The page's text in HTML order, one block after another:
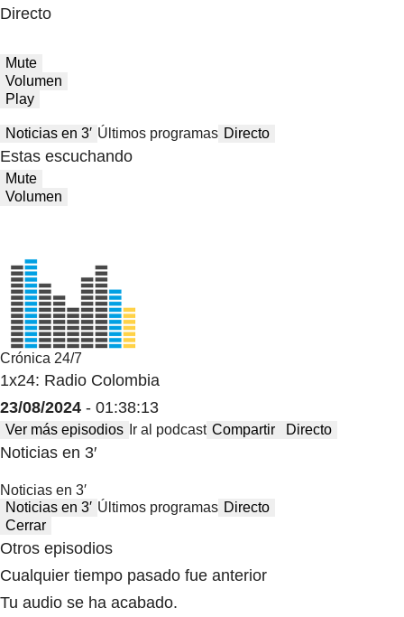
Directo
Mute
Volumen
Play
Noticias en 3′ Últimos programas Directo
Estas escuchando
Mute
Volumen
Crónica 24/7
1x24: Radio Colombia
23/08/2024 - 01:38:13
Ver más episodios Ir al podcast Compartir Directo
Noticias en 3′
Noticias en 3′
Noticias en 3′ Últimos programas Directo
Cerrar
Otros episodios
Cualquier tiempo pasado fue anterior
Tu audio se ha acabado.